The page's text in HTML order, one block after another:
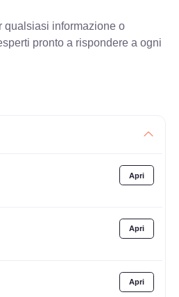
qualsiasi informazione o
pronto a rispondere a ogni